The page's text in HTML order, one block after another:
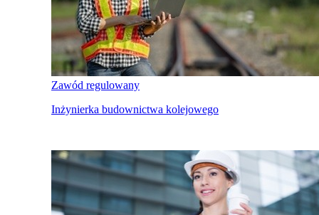
Zawód regulowany
Inżynierka budownictwa kolejowego